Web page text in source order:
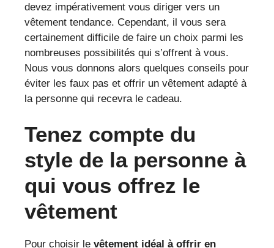
devez impérativement vous diriger vers un
vêtement tendance. Cependant, il vous sera
certainement difficile de faire un choix parmi les
nombreuses possibilités qui s’offrent à vous.
Nous vous donnons alors quelques conseils pour
éviter les faux pas et offrir un vêtement adapté à
la personne qui recevra le cadeau.
Tenez compte du
style de la personne à
qui vous offrez le
vêtement
Pour choisir le vêtement idéal à offrir en